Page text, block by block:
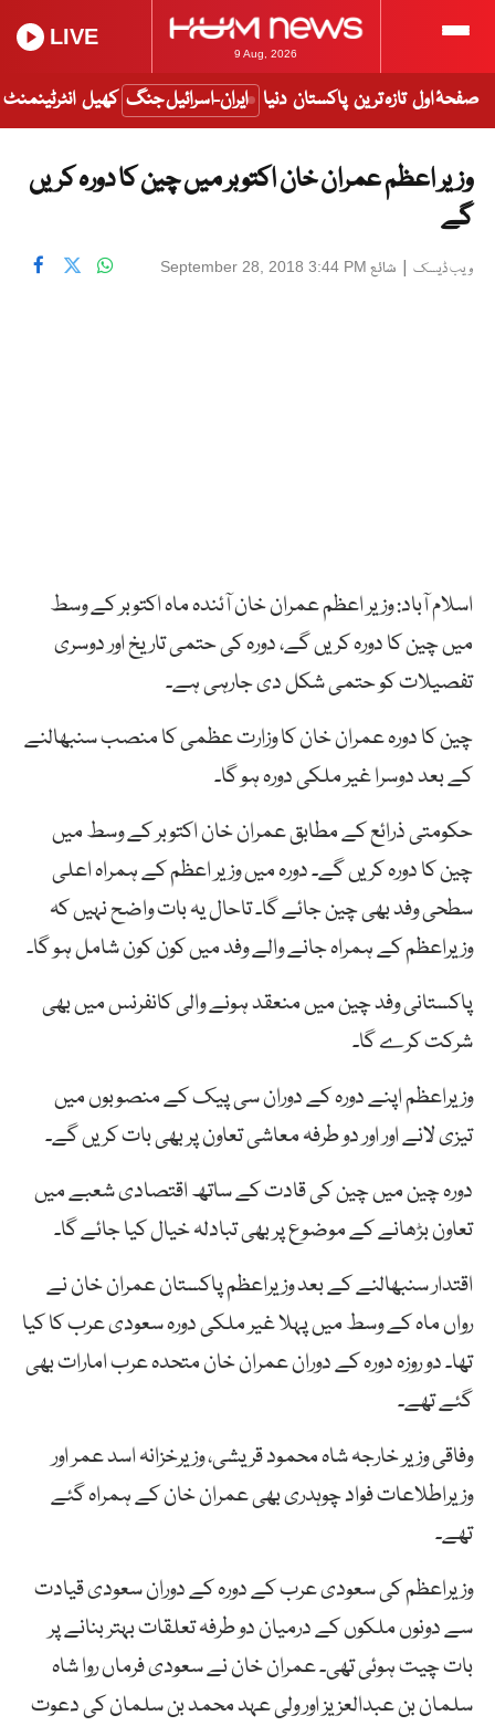
9 Aug, 2026
LIVE
صفحۂ اول تازہ ترین پاکستان دنیا ایران-اسرائیل جنگ کھیل انٹرٹینمنٹ
وزیر اعظم عمران خان اکتوبر میں چین کا دورہ کریں
گے
ویب ڈیسک | شائع September 28, 2018 3:44 PM
اسلام آباد: وزیر اعظم عمران خان آئندہ ماہ اکتوبر کے وسط
میں چین کا دورہ کریں گے، دورہ کی حتمی تاریخ اور دوسری
تفصیلات کو حتمی شکل دی جارہی ہے۔
چین کا دورہ عمران خان کا وزارت عظمی کا منصب سنبھالنے
کے بعد دوسرا غیر ملکی دورہ ہو گا۔
حکومتی ذرائع کے مطابق عمران خان اکتوبر کے وسط میں
چین کا دورہ کریں گے۔ دورہ میں وزیر اعظم کے ہمراہ اعلی
سطحی وفد بھی چین جائے گا۔ تاحال یہ بات واضح نہیں کہ
وزیراعظم کے ہمراہ جانے والے وفد میں کون کون شامل ہو گا۔
پاکستانی وفد چین میں منعقد ہونے والی کانفرنس میں بھی
شرکت کرے گا۔
وزیراعظم اپنے دورہ کے دوران سی پیک کے منصوبوں میں
تیزی لانے اور اور دو طرفہ معاشی تعاون پر بھی بات کریں گے۔
دورہ چین میں چین کی قادت کے ساتھ اقتصادی شعبے میں
تعاون بڑھانے کے موضوع پر بھی تبادلہ خیال کیا جائے گا۔
اقتدار سنبھالنے کے بعد وزیراعظم پاکستان عمران خان نے
رواں ماہ کے وسط میں پہلا غیر ملکی دورہ سعودی عرب کا کیا
تھا۔ دو روزہ دورہ کے دوران عمران خان متحدہ عرب امارات بھی
گئے تھے۔
وفاقی وزیر خارجہ شاہ محمود قریشی، وزیرخزانہ اسد عمر اور
وزیراطلاعات فواد چوہدری بھی عمران خان کے ہمراہ گئے
تھے۔
وزیراعظم کی سعودی عرب کے دورہ کے دوران سعودی قیادت
سے دونوں ملکوں کے درمیان دو طرفہ تعلقات بہتر بنانے پر
بات چیت ہوئی تھی۔ عمران خان نے سعودی فرماں روا شاہ
سلمان بن عبدالعزیز اور ولی عہد محمد بن سلمان کی دعوت